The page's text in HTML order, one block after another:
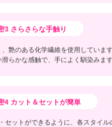
3 さらさらな手触り
艶のある化学繊維を使用しています
らかな感触で、手によく馴染みます
4 カット＆セットが簡単
セットができるように、各スタイル